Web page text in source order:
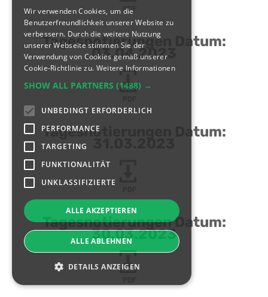
PDF
Tagesnotierungen Datum:
03.04.2023
Tagesnotierungen Datum:
Tagesnotierungen Datum:
30.03.2023
Wir verwenden Cookies, um die
Benutzerfreundlichkeit unserer Website zu
verbessern. Durch die weitere Nutzung
unserer Webseite stimmen Sie der
Verwendung von Cookies gemäß unserer
Cookie-Richtlinie zu. Weitere Informationen
SHOW ALL PARTNERS (1488) →
UNBEDINGT ERFORDERLICH
PERFORMANCE
TARGETING
FUNKTIONALITÄT
UNKLASSIFIZIERTE
ALLE AKZEPTIEREN
ALLE ABLEHNEN
DETAILS ANZEIGEN